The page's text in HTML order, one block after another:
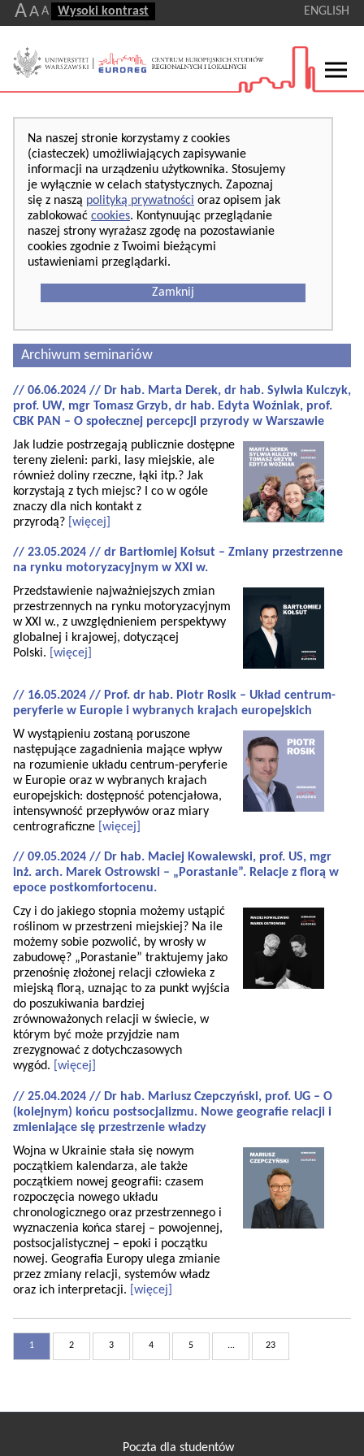
AA A Wysoki kontrast ENGLISH
Na naszej stronie korzystamy z cookies
(ciasteczek) umożliwiających zapisywanie
informacji na urządzeniu użytkownika. Stosujemy
je wyłącznie w celach statystycznych. Zapoznaj
się z naszą polityką prywatności oraz opisem jak
zablokować cookies. Kontynuując przeglądanie
naszej strony wyrażasz zgodę na pozostawianie
cookies zgodnie z Twoimi bieżącymi
ustawieniami przeglądarki.
Zamknij
Archiwum seminariów
// 06.06.2024 // Dr hab. Marta Derek, dr hab. Sylwia Kulczyk,
prof. UW, mgr Tomasz Grzyb, dr hab. Edyta Woźniak, prof.
CBK PAN – O społecznej percepcji przyrody w Warszawie
Jak ludzie postrzegają publicznie dostępne
tereny zieleni: parki, lasy miejskie, ale
również doliny rzeczne, łąki itp.? Jak
korzystają z tych miejsc? I co w ogóle
znaczy dla nich kontakt z
przyrodą? [więcej]
// 23.05.2024 // dr Bartłomiej Kołsut – Zmiany przestrzenne
na rynku motoryzacyjnym w XXI w.
Przedstawienie najważniejszych zmian
przestrzennych na rynku motoryzacyjnym
w XXI w., z uwzględnieniem perspektywy
globalnej i krajowej, dotyczącej
Polski.
[więcej]
// 16.05.2024 // Prof. dr hab. Piotr Rosik – Układ centrum-
peryferie w Europie i wybranych krajach europejskich
W wystąpieniu zostaną poruszone
następujące zagadnienia mające wpływ
na rozumienie układu centrum-peryferie
w Europie oraz w wybranych krajach
europejskich: dostępność potencjałowa,
intensywność przepływów oraz miary
centrograficzne [więcej]
// 09.05.2024 // Dr hab. Maciej Kowalewski, prof. US, mgr
inż. arch. Marek Ostrowski – „Porastanie”. Relacje z florą w
epoce postkomfortocenu.
Czy i do jakiego stopnia możemy ustąpić
roślinom w przestrzeni miejskiej? Na ile
możemy sobie pozwolić, by wrosły w
zabudowę? „Porastanie” traktujemy jako
przenośnię złożonej relacji człowieka z
miejską florą, uznając to za punkt wyjścia
do poszukiwania bardziej
zrównoważonych relacji w świecie, w
którym być może przyjdzie nam
zrezygnować z dotychczasowych
wygód.
[więcej]
// 25.04.2024 // Dr hab. Mariusz Czepczyński, prof. UG – O
(kolejnym) końcu postsocjalizmu. Nowe geografie relacji i
zmieniające się przestrzenie władzy
Wojna w Ukrainie stała się nowym
początkiem kalendarza, ale także
początkiem nowej geografii: czasem
rozpoczęcia nowego układu
chronologicznego oraz przestrzennego i
wyznaczenia końca starej – powojennej,
postsocjalistycznej – epoki i początku
nowej. Geografia Europy ulega zmianie
przez zmiany relacji, systemów władz
oraz ich interpretacji.
[więcej]
1 2 3 4 5 ... 23
Poczta dla studentów